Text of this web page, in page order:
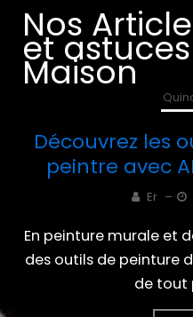
Nos
et
Maison
Découvrez les
peintre avec
Er –
En peinture murale et
des outils de peinture
de tout